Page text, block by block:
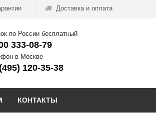
Доставка и оплата
по России бесплатный
333-08-79
в Москве
120-35-38
КОНТАКТЫ